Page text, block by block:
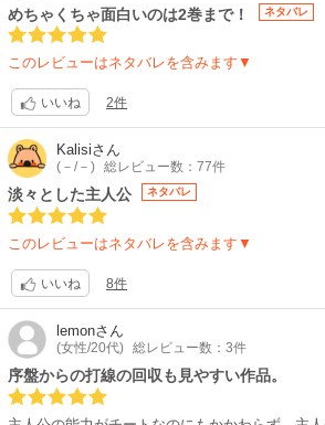
のですが、７巻くらいからちょろっと出だしたの
せっかくお話が面白いのでエロがために台無しに
います。
ようやく10巻まで到達しました。スライムたち
す。?
********
とうとう最新巻19巻まで読んでしまいました。
ないです。少しずつちびちび楽しもうと思って1
「購入する」をクリックしました。スライムたち
る画で慈愛のほほえみを浮かべてしまいました。
巻出ないかな～?ただ、女性の衣装が半裸だった
っと・・です。
＊＊＊＊＊
22巻読みました。数分で読み終えました。もう次
(T_T)しくしく。
めちゃくちゃ面白いのは2巻まで！ ネタバレ
このレビューはネタバレを含みます▼
いいね 2件
Kalisiさん
(－/－) 総レビュー数：77件
淡々とした主人公 ネタバレ
このレビューはネタバレを含みます▼
いいね 8件
lemonさん
(女性/20代) 総レビュー数：3件
序盤からの打線の回収も見やすい作品。